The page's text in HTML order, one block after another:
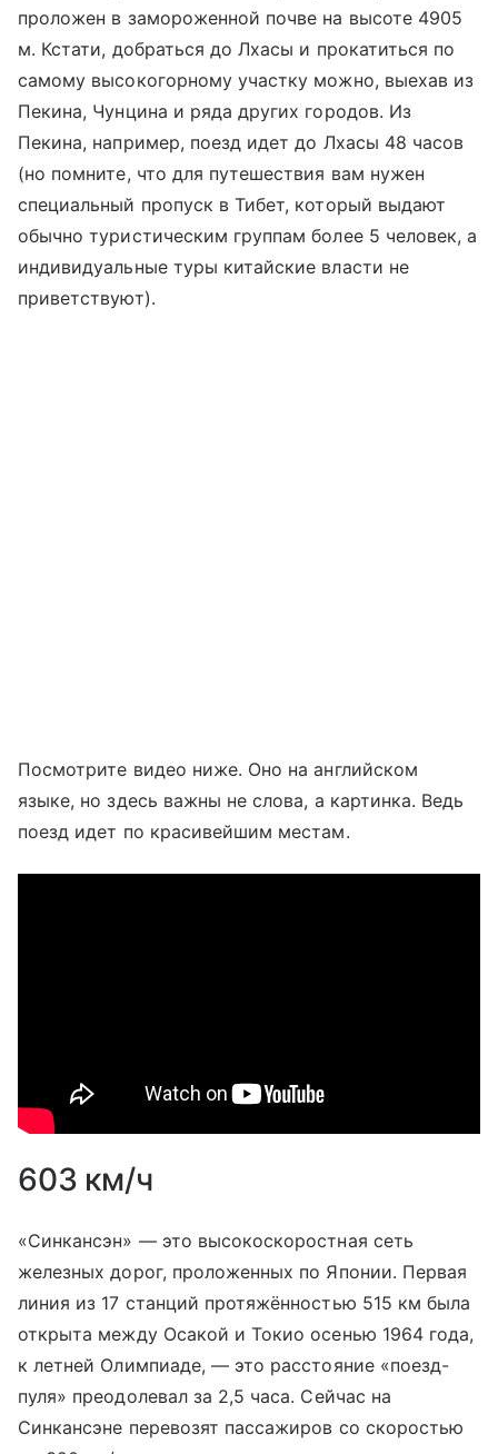
проложен в замороженной почве на высоте 4905
м. Кстати, добраться до Лхасы и прокатиться по
самому высокогорному участку можно, выехав из
Пекина, Чунцина и ряда других городов. Из
Пекина, например, поезд идет до Лхасы 48 часов
(но помните, что для путешествия вам нужен
специальный пропуск в Тибет, который выдают
обычно туристическим группам более 5 человек, а
индивидуальные туры китайские власти не
приветствуют).
Посмотрите видео ниже. Оно на английском
языке, но здесь важны не слова, а картинка. Ведь
поезд идет по красивейшим местам.
603 км/ч
«Синкансэн» — это высокоскоростная сеть
железных дорог, проложенных по Японии. Первая
линия из 17 станций протяжённостью 515 км была
открыта между Осакой и Токио осенью 1964 года,
к летней Олимпиаде, — это расстояние «поезд-
пуля» преодолевал за 2,5 часа. Сейчас на
Синкансэне перевозят пассажиров со скоростью